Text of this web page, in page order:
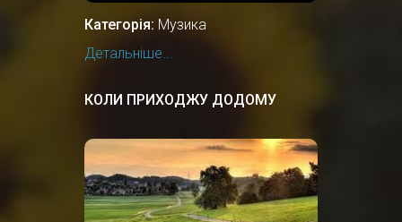
Категорія: Музика
Детальніше...
КОЛИ ПРИХОДЖУ ДОДОМУ